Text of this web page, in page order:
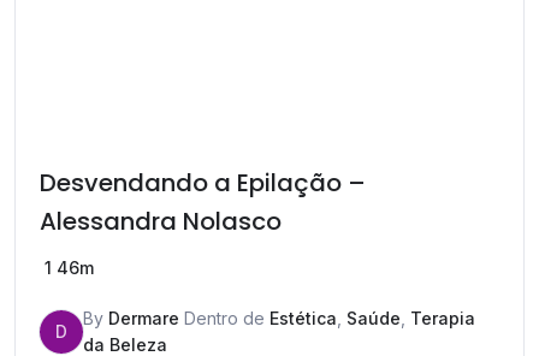
Desvendando a Epilação –
Alessandra Nolasco
1 46m
D
By Dermare Dentro de Estética Saúde Terapia
da Beleza